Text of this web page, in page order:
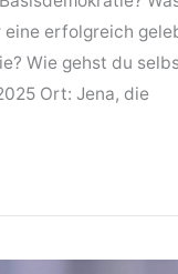
eine erfolgreich
Wie gehst du
Ort: Jena, die